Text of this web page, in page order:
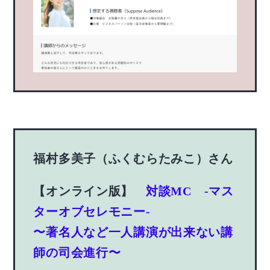
福村多美子（ふくむらたみこ）さん
【オンライン版】
対談MC -マス
ターオブセレモニー-
〜著名人など一人講演が出来ない講
師の司会進行〜